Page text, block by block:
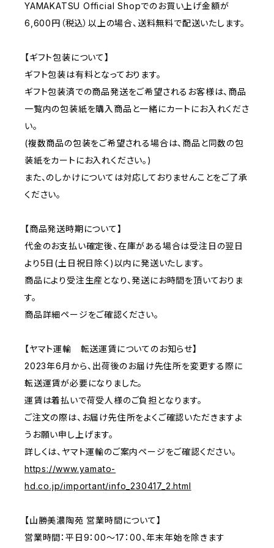
YAMAKATSU Official Shopでのお買い上げ金額が
6,600円（税込）以上の場合、送料無料で配送いたします。
【ギフト包装について】
ギフト包装は有料となっております。
ギフト包装済での商品発送をご希望されるお客様は、商品
一覧内の包装紙を購入商品と一緒にカートにお入れくださ
い。
(複数商品の包装をご希望される場合は、商品と同数の包
装紙をカートにお入れください。)
また、のしかけについては対応しておりませんことをご了承
ください。
【商品発送時期について】
代金のお支払い確定後、在庫がある場合は受注日の翌日
より5日(土日祝日除く)以内に発送いたします。
商品により受注生産となり、発送にお時間を頂いておりま
す。
商品詳細ページをご確認ください。
【ヤマト運輸 転送運賃についてのお知らせ】
2023年6月から、出荷後のお届け先住所を変更する際に
転送運賃が必要になりました。
運賃は着払いで荷受人様のご負担となります。
ご注文の際は、お届け先住所をよくご確認いただきますよ
うお願い申し上げます。
詳しくは、ヤマト運輸のご案内ページをご確認ください。
https://www.yamato-
hd.co.jp/important/info_230417_2.html
【山勝美濃陶苑 営業時間について】
営業時間：平日9：00～17：00、年末年始を除きます